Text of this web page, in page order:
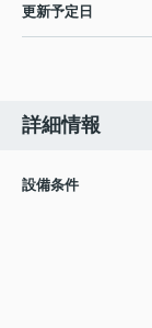
更新予定日
詳細情報
設備条件